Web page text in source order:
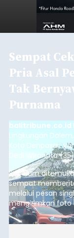
Submitted by
Sambut
Gelar